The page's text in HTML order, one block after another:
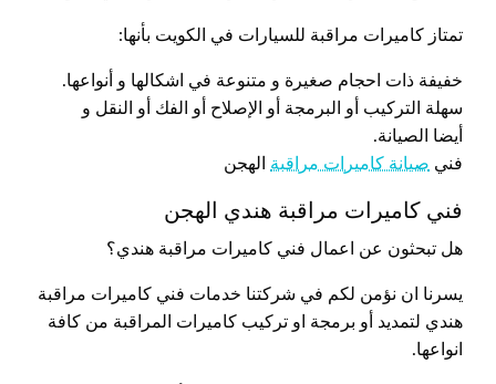
تمتاز كاميرات مراقبة للسيارات في الكويت بأنها:
خفيفة ذات احجام صغيرة و متنوعة في اشكالها و أنواعها.
سهلة التركيب أو البرمجة أو الإصلاح أو الفك أو النقل و
أيضا الصيانة.
فني صيانة كاميرات مراقبة الهجن
فني كاميرات مراقبة هندي الهجن
هل تبحثون عن اعمال فني كاميرات مراقبة هندي؟
يسرنا ان نؤمن لكم في شركتنا خدمات فني كاميرات مراقبة
هندي لتمديد أو برمجة او تركيب كاميرات المراقبة من كافة
انواعها.